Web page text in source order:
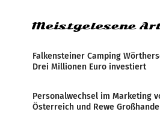
Meistgelesene
Falkensteiner Camping
Drei Millionen Euro investiert
Personalwechsel im Marketing
Österreich und Rewe